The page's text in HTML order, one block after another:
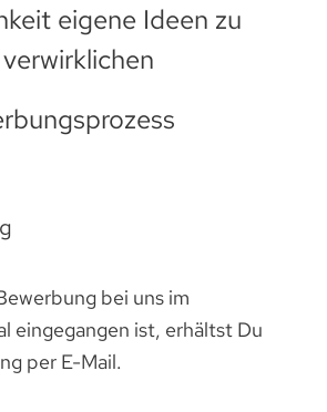
eigene Ideen zu
verwirklichen
bei uns im
eingegangen ist, erhältst Du
per E-Mail.